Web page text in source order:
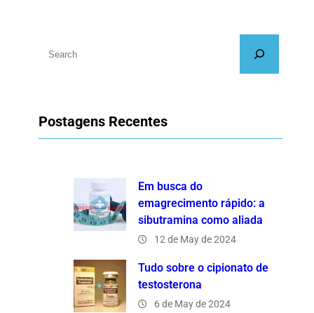
cPostagens Recentes
Em busca do
emagrecimento rápido: a
sibutramina como aliada
12 de May de 2024
Tudo sobre o cipionato de
testosterona
6 de May de 2024